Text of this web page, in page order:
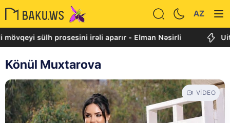
AZ
sülh prosesini irəli aparır - Elman Nəsirli
Könül Muxtarova
VIDEO